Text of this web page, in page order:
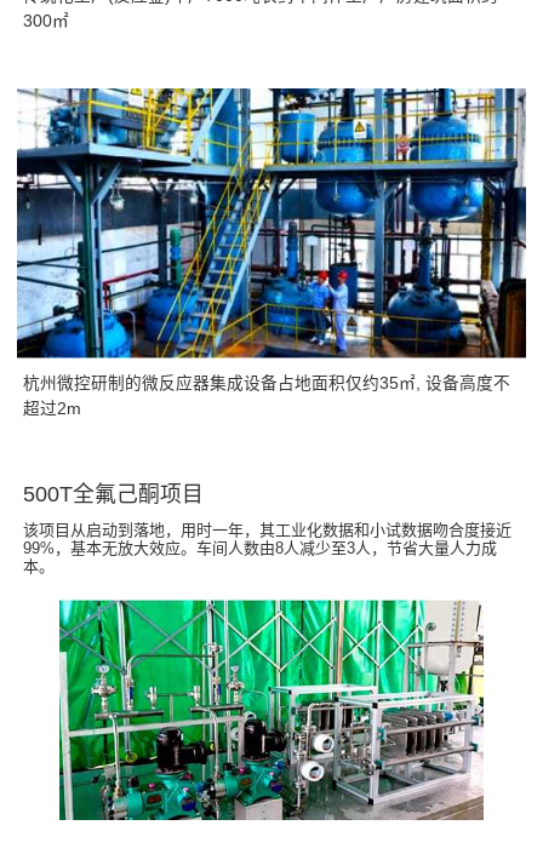
300㎡
杭州微控研制的微反应器集成设备占地面积仅约35㎡, 设备高度不
超过2m
500T全氟己酮项目
该项目从启动到落地，用时一年，其工业化数据和小试数据吻合度接近
99%，基本无放大效应。车间人数由8人减少至3人，节省大量人力成
本。